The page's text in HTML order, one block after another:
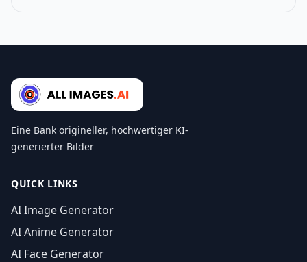
Eine Bank origineller, hochwertiger KI-
generierter Bilder
QUICK LINKS
AI Image Generator
AI Anime Generator
AI Face Generator